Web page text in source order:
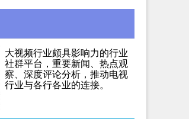
大视频行业颇具影响力的行业
社群平台，重要新闻、热点观
察、深度评论分析，推动电视
行业与各行各业的连接。